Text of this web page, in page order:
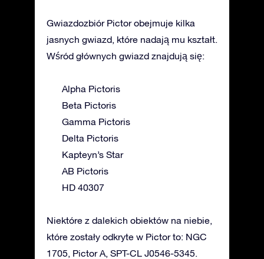
Gwiazdozbiór Pictor obejmuje kilka
jasnych gwiazd, które nadają mu kształt.
Wśród głównych gwiazd znajdują się:
Alpha Pictoris
Beta Pictoris
Gamma Pictoris
Delta Pictoris
Kapteyn’s Star
AB Pictoris
HD 40307
Niektóre z dalekich obiektów na niebie,
które zostały odkryte w Pictor to: NGC
1705, Pictor A, SPT-CL J0546-5345.